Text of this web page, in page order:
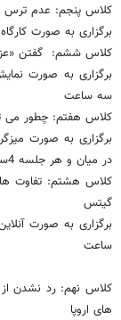
کلاس پنجم: عدم ترس
برگزاری به صورت کارگاه
کلاس ششم: گفتن
برگزاری به صورت
سه ساعت
کلاس هفتم: چطور می توان با تلفن
در میان و هر جلسه 4ساعت
کلاس هشتم: تفاوت
گیتس
برگزاری به صورت
ساعت
کلاس نهم: رد نشدن از
های اروپا